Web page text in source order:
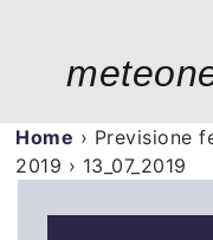
Home › Previsione
2019 › 13_07_2019